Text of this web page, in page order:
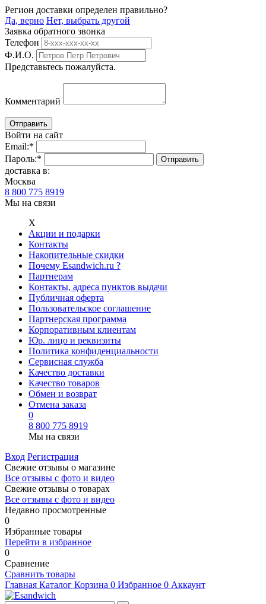
Регион доставки определен правильно?
Да, верно Нет, выбрать другой
Заявка обратного звонка
Телефон
Ф.И.О.
Представьтесь пожалуйста.
Комментарий
Войти на сайт
Email:*
Пароль:*
доставка в:
Москва
8 800 775 8919
Мы на связи
Х
Акции и подарки
Контакты
Накопительные скидки
Почему Esandwich.ru ?
Партнерам
Контакты, адреса пунктов выдачи
Публичная оферта
Пользовательское соглашение
Партнерская программа
Корпоративным клиентам
Юр. лицо и реквизиты
Политика конфиденциальности
Сервисная служба
Качество доставки
Качество товаров
Обмен и возврат
Отмена заказа
0
8 800 775 8919
Мы на связи
Вход Регистрация
Свежие отзывы о магазине
Все отзывы с фото и видео
Свежие отзывы о товарах
Все отзывы c фото и видео
Недавно просмотренные
0
Избранные товары
Перейти в избранное
0
Сравнение
Сравнить товары
Главная Каталог Корзина 0 Избранное 0 Аккаунт